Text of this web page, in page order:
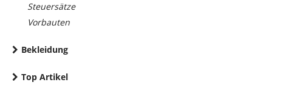
Steuersätze
Vorbauten
Bekleidung
Top Artikel